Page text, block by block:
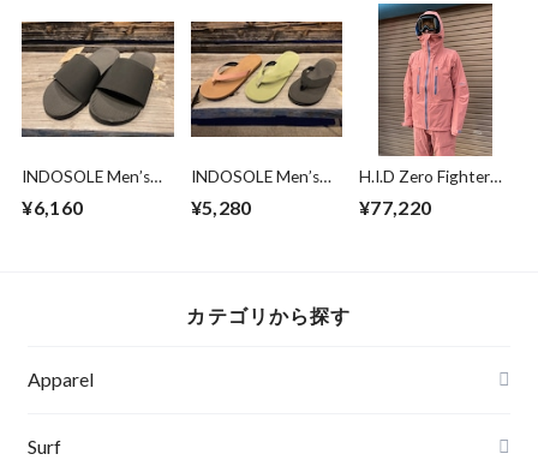
INDOSOLE Men’s
BLACK 24.5-25.5
¥6,160
INDOSOLE Men’s
Essentls BLACK 26-
¥5,280
H.I.D Zero Fighter
サイズ
¥77,220
カテゴリから探す
Apparel
Banks Journal
Surf